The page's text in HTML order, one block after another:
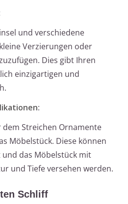
und verschiedene
Verzierungen oder
Dies gibt Ihren
einzigartigen und
:
dem Streichen Ornamente
Möbelstück. Diese können
das Möbelstück mit
und Tiefe versehen werden.
Schliff